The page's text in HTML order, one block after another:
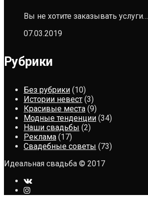
Вы не хотите заказывать услуги…
07.03.2019
Рубрики
Без рубрики (10)
Истории невест (3)
Красивые места (9)
Модные тенденции (34)
Наши свадьбы (2)
Реклама (17)
Свадебные советы (73)
Идеальная свадьба © 2017